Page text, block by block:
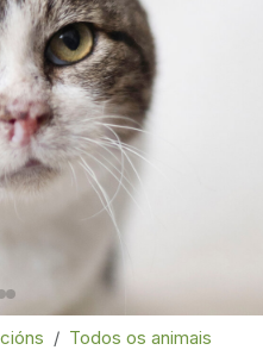
Todos os animais